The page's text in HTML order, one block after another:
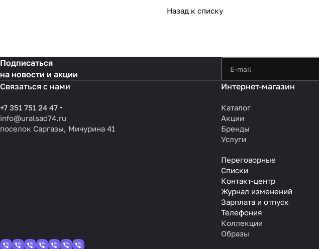
Назад к списку
Подписаться
на новости и акции
Связаться с нами
+7 351 751 24 47
info@uralsad74.ru
поселок Саргазы, Мичурина 41
Интернет-магазин
Каталог
Акции
Бренды
Услуги
Переговорные
Списки
Контакт-центр
Журнал изменений
Зарплата и отпуск
Телефония
Коллекции
Образы